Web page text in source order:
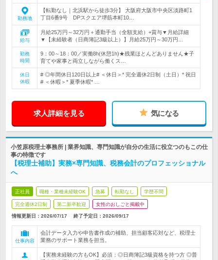
勤務地
【転勤なし｜北浜駅から徒歩3分】 大阪府大阪市中央区淡路町1
丁目6番9号 DPスクエア堺筋本町10…
給与
月給25万円～32万円＋通勤手当（全額支給）+賞与▼月給詳細
▼【未経験者（日商簿記3級以上）】月給25万円～30万円…
勤務
時間
9：00～18：00／実働8h(休憩1h)★残業ほとんどありません★子
育てや家事と両立しながら働くス…
休日
休暇
# ◎年間休日120日以上# ＜休日＞* 完全週休2日制（土日）* 祝日
# ＜休暇＞* 夏季休暇* …
求人詳細を見る 気になる
小笠原税理士事務所 | 業界知識、専門知識が自分の生活に役立つのもこの仕
事の特徴です
【税理士補助】実務×専門知識、税務会計のプロフェッショナル
へ
正社員 職種・業種未経験OK 急募 転勤なし 学歴不問
完全週休2日制 第二新卒歓迎 女性のおしごと掲載中
情報更新日：2026/07/17 終了予定日： 2026/09/17
仕事内容
会計データ入力や申告書作成の補助、担当顧客応対など、税理士
業務のサポート業務を担当。
【実務未経験の方もOK】必須：◎日商簿記3級資格を持つ方 ◎普